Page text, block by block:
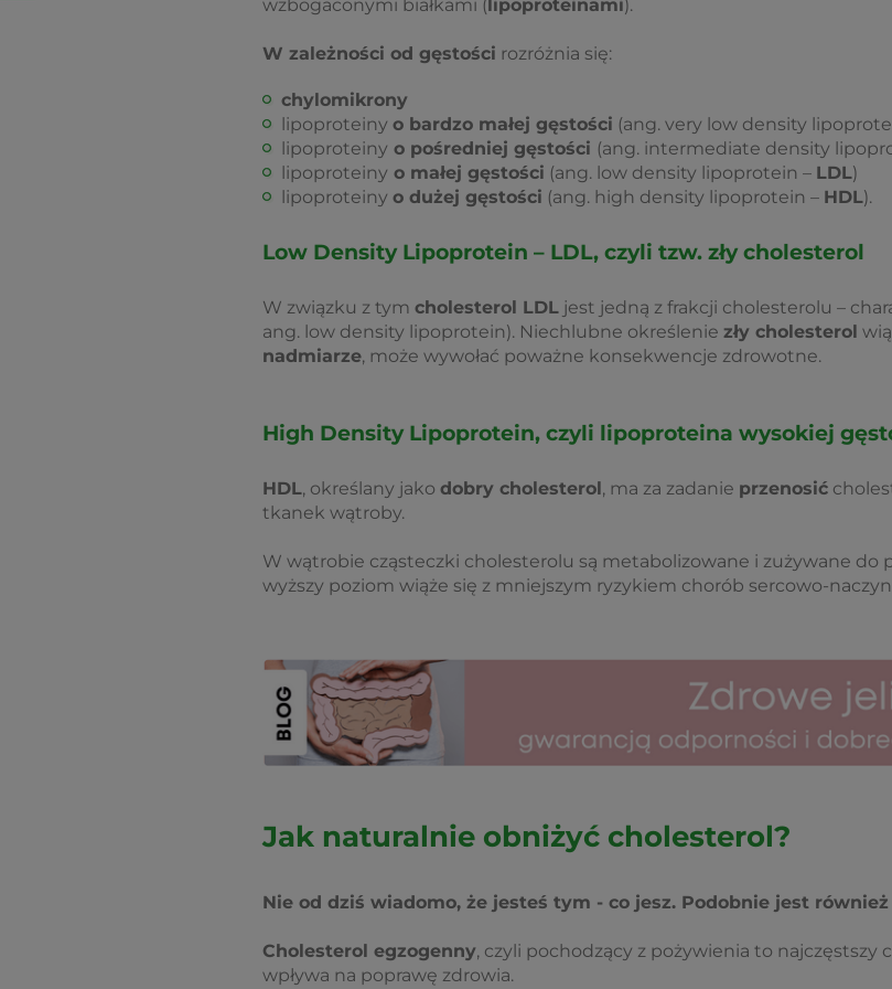
wzbogaconymi białkami (lipoproteinami).
W zależności od gęstości rozróżnia się:
chylomikrony
lipoproteiny o bardzo małej gęstości (ang. very low density
lipoproteiny o pośredniej gęstości (ang. intermediate density
lipoproteiny o małej gęstości (ang. low density lipoprotein – LDL)
lipoproteiny o dużej gęstości (ang. high density lipoprotein – HDL).
Low Density Lipoprotein – LDL, czyli tzw. zły cholesterol
W związku z tym cholesterol LDLjest jedną z frakcji cholesterolu –
ang. low density lipoprotein). Niechlubne określenie zły cholesterol
nadmiarze, może wywołać poważne konsekwencje zdrowotne.
High Density Lipoprotein, czyli lipoproteina wysokiej
HDL, określany jako dobry cholesterol, ma za zadanie przenosić
tkanek wątroby.
W wątrobie cząsteczki cholesterolu są metabolizowane i zużywane do
wyższy poziom wiąże się z mniejszym ryzykiem chorób sercowo-
Jak naturalnie obniżyć cholesterol?
Nie od dziś wiadomo, że jesteś tym - co jesz. Podobnie jest
Cholesterol egzogenny, czyli pochodzący z pożywienia to najczęstszy
wpływa na poprawę zdrowia.